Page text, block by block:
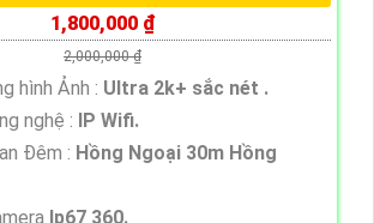
1,800,000 ₫
2,000,000 ₫
hình Ảnh : Ultra 2k+ sắc nét .
nghệ :
IP Wifi.
Đêm : Hồng Ngoại 30m Hồng
Ip67 360.